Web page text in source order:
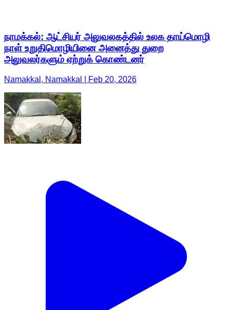
நாமக்கல்: ஆட்சியர் அலுவலகத்தில் உலக தாய்மொழி
நாள் உறுதிமொழியினை அனைத்து துறை
அலுவலர்களும் ஏற்றுக் கொண்டனர்
Namakkal, Namakkal | Feb 20, 2026